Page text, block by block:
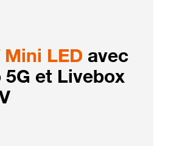
LED avec
5G et Livebox